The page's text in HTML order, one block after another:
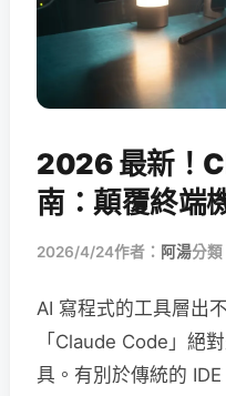
2026 最新！
南：顛覆終端
2026/4/24作者： 阿湯分類
AI 寫程式的工具層出
「Claude Code」絕
具。有別於傳統的